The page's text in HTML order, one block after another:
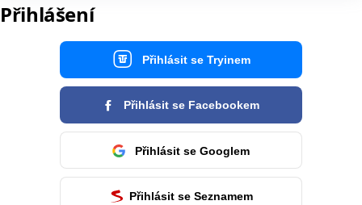
Přihlášení
Přihlásit se Tryinem
Přihlásit se Facebookem
Přihlásit se Googlem
Přihlásit se Seznamem